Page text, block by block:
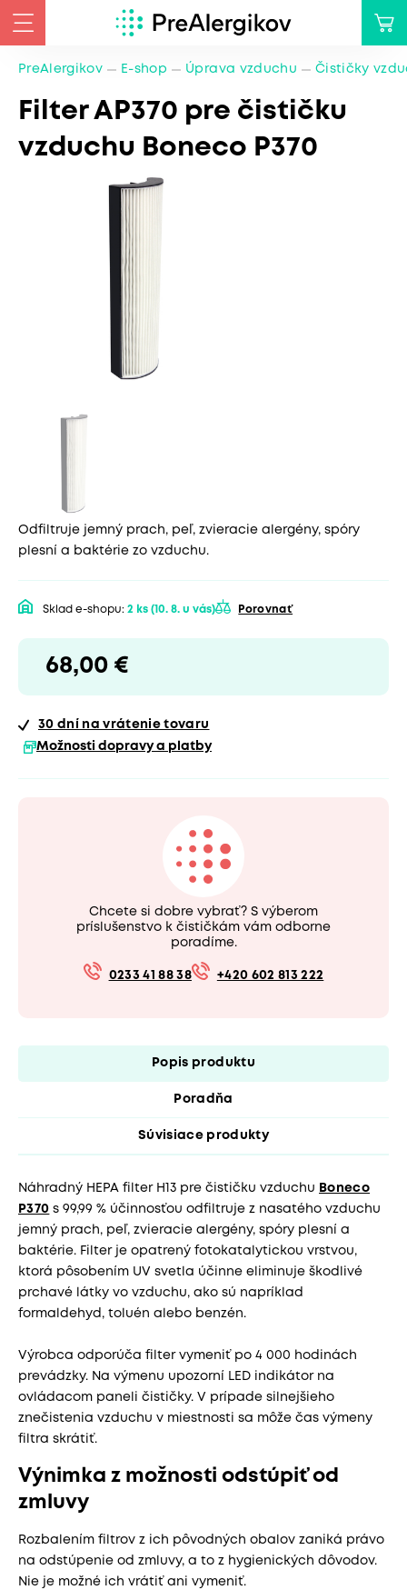
PreAlergikov E-shop Úprava vzduchu Čističky
Filter AP370 pre čističku
vzduchu Boneco P370
Odfiltruje jemný prach, peľ, zvieracie alergény, spóry
plesní a baktérie zo vzduchu.
Sklad e-shopu: 2 ks (10. 8. u vás) Porovnať
68,00 €
30 dní na vrátenie tovaru
Možnosti dopravy a platby
Chcete si dobre vybrať? S výberom
príslušenstvo k čističkám vám odborne
poradíme.
0233 41 88 38 +420 602 813 222
Popis produktu
Poradňa
Súvisiace produkty
Náhradný HEPA filter H13 pre čističku vzduchu
Boneco
P370 s 99,99 % účinnosťou odfiltruje z nasatého vzduchu
jemný prach, peľ, zvieracie alergény, spóry plesní a
baktérie. Filter je opatrený fotokatalytickou vrstvou,
ktorá pôsobením UV svetla účinne eliminuje škodlivé
prchavé látky vo vzduchu, ako sú napríklad
formaldehyd, toluén alebo benzén.
Výrobca odporúča filter vymeniť po 4 000 hodinách
prevádzky. Na výmenu upozorní LED indikátor na
ovládacom paneli čističky. V prípade silnejšieho
znečistenia vzduchu v miestnosti sa môže čas výmeny
filtra skrátiť.
Výnimka z možnosti odstúpiť od
zmluvy
Rozbalením filtrov z ich pôvodných obalov zaniká právo
na odstúpenie od zmluvy, a to z hygienických dôvodov.
Nie je možné ich vrátiť ani vymeniť.